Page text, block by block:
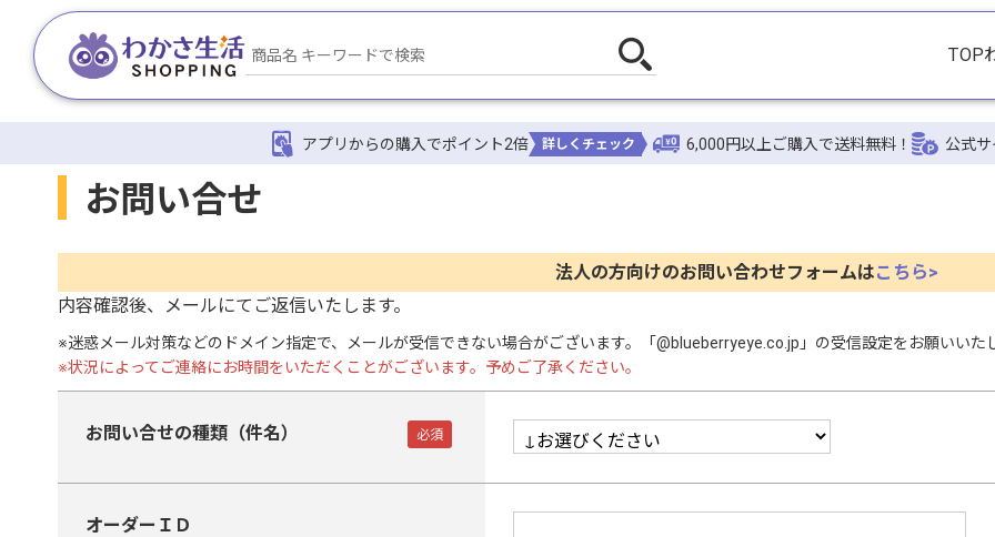
TOP
アプリからの購入でポイント2倍 詳しくチェック 6,000円以上ご購入で送料無料！ 公式
お問い合せ
法人の方向けのお問い合わせフォームはこちら>
内容確認後、メールにてご返信いたします。
※迷惑メール対策などのドメイン指定で、メールが受信できない場合がございます。「@blueberryeye.co.jp」の受信設定をお願いいた
※状況によってご連絡にお時間をいただくことがございます。予めご了承ください。
お問い合せの種類（件名）
オーダーＩＤ